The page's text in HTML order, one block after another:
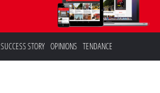
SUCCESS STORY OPINIONS TENDANCE